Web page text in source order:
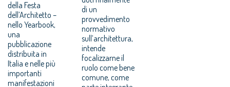
della Festa
dell’Architetto –
nello Yearbook,
una
pubblicazione
distribuita in
Italia e nelle più
importanti
manifestazioni
di un
provvedimento
normativo
sull’architettura,
intende
focalizzarne il
ruolo come bene
comune, come